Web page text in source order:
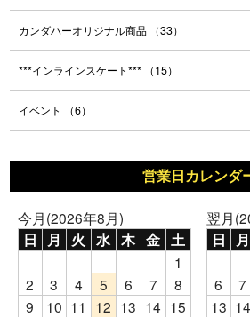
カンダハーオリジナル商品 （33）
***インラインスケート*** （15）
イベント （6）
営業日カレンダ
今月(2026年8月)
日 月 火 水 木 金 土
1
2
3 4 5 6 7
8
9
10 11 12 13 14 15
翌月
日 月
6
7
13 14